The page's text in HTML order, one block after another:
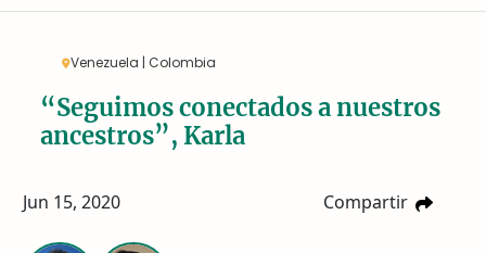
Venezuela | Colombia
“Seguimos conectados a nuestros
ancestros”, Karla
Jun 15, 2020 Compartir